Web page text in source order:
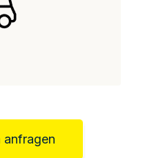
anfragen